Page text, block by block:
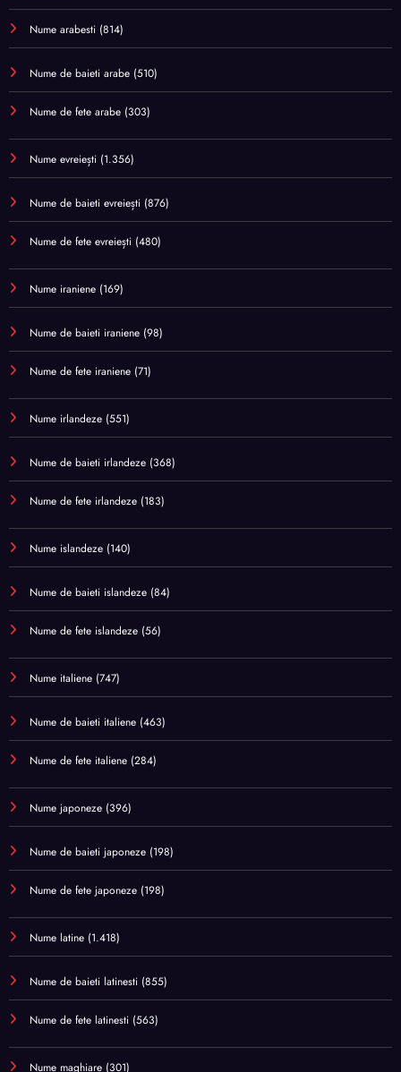
Nume arabesti (814)
Nume de baieti arabe (510)
Nume de fete arabe (303)
Nume evreiești (1.356)
Nume de baieti evreiești (876)
Nume de fete evreiești (480)
Nume iraniene (169)
Nume de baieti iraniene (98)
Nume de fete iraniene (71)
Nume irlandeze (551)
Nume de baieti irlandeze (368)
Nume de fete irlandeze (183)
Nume islandeze (140)
Nume de baieti islandeze (84)
Nume de fete islandeze (56)
Nume italiene (747)
Nume de baieti italiene (463)
Nume de fete italiene (284)
Nume japoneze (396)
Nume de baieti japoneze (198)
Nume de fete japoneze (198)
Nume latine (1.418)
Nume de baieti latinesti (855)
Nume de fete latinesti (563)
Nume maghiare (301)